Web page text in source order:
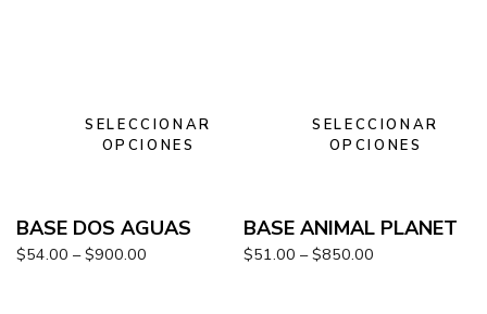
SELECCIONAR
OPCIONES
BASE DOS AGUAS
$54.00 – $900.00
SELECCIONAR
OPCIONES
BASE ANIMAL PLANET
$51.00 – $850.00